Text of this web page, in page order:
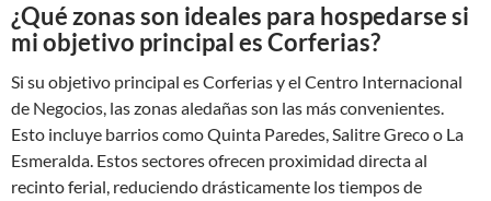
¿Qué zonas son ideales para hospedarse si
mi objetivo principal es Corferias?
Si su objetivo principal es Corferias y el Centro Internacional
de Negocios, las zonas aledañas son las más convenientes.
Esto incluye barrios como Quinta Paredes, Salitre Greco o La
Esmeralda. Estos sectores ofrecen proximidad directa al
recinto ferial, reduciendo drásticamente los tiempos de